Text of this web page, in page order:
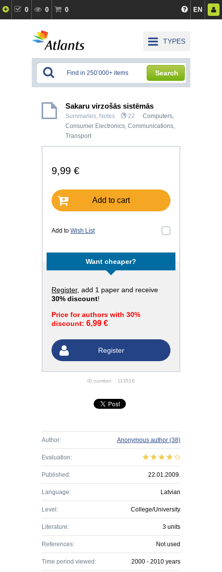
0 0 0 EN
TYPES
Search
Sakaru virzošās sistēmās
Summaries, Notes 22
Computers,
Consumer Electronics, Communications,
Transport
9,99 €
Add to cart
Add to Wish List
Want cheaper?
Register, add 1 paper and receive
30% discount!
Price for authors with 30%
discount: 6,99 €
Register
ID number: 113516
Author: Anonymous author (38)
Evaluation:
Published: 22.01.2009.
Language: Latvian
Level: College/University
Literature: 3 units
References: Not used
Time period viewed: 2000 - 2010 years